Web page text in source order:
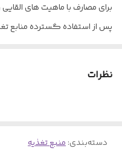
برای مصارف با ماهیت های القایی
مدلهای قبلی ، کاهش حجم منبع
نظرات
دسته‌بندی:منبع تغذیه